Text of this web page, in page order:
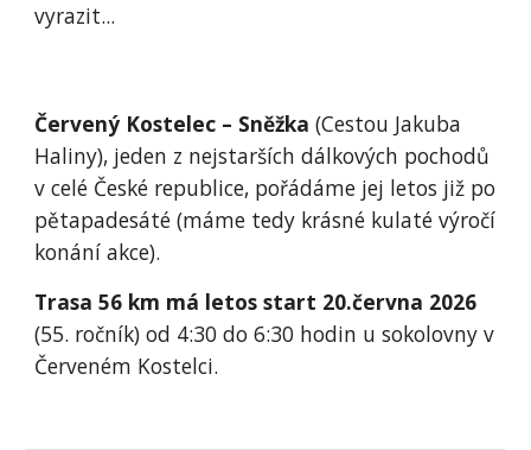
vyrazit...
Červený Kostelec – Sněžka (Cestou Jakuba
Haliny), jeden z nejstarších dálkových pochodů
v celé České republice, pořádáme jej letos již po
pětapadesáté (máme tedy krásné kulaté výročí
konání akce).
Trasa 56 km má letos start 20.června 2026
(55. ročník) od 4:30 do 6:30 hodin u sokolovny v
Červeném Kostelci.